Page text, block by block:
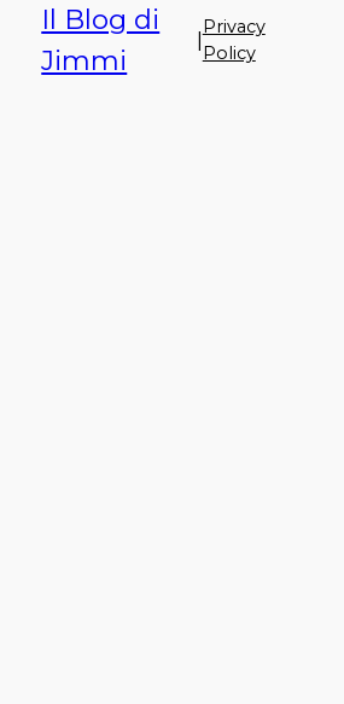
Il Blog di
Jimmi
|
Privacy
Policy